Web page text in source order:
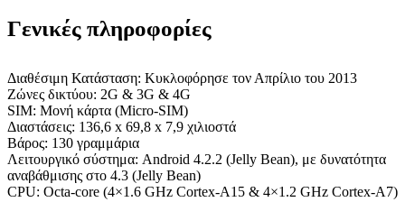
Γενικές πληροφορίες
Διαθέσιμη Κατάσταση: Κυκλοφόρησε τον Απρίλιο του 2013
Ζώνες δικτύου: 2G & 3G & 4G
SIM: Μονή κάρτα (Micro-SIM)
Διαστάσεις: 136,6 x 69,8 x 7,9 χιλιοστά
Βάρος: 130 γραμμάρια
Λειτουργικό σύστημα: Android 4.2.2 (Jelly Bean), με δυνατότητα
αναβάθμισης στο 4.3 (Jelly Bean)
CPU: Octa-core (4×1.6 GHz Cortex-A15 & 4×1.2 GHz Cortex-A7)